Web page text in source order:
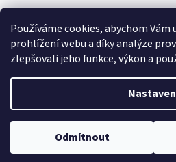
Používáme cookies, abychom
prohlížení webu a díky analýze
zlepšovali jeho funkce, výkon a
Odmítnout
á
Copyright 2026E-shop Ze
vyhrazena.
Upravit